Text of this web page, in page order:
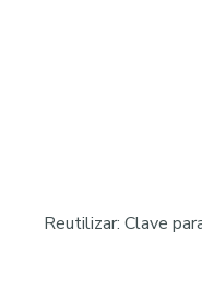
Reutilizar: Clave